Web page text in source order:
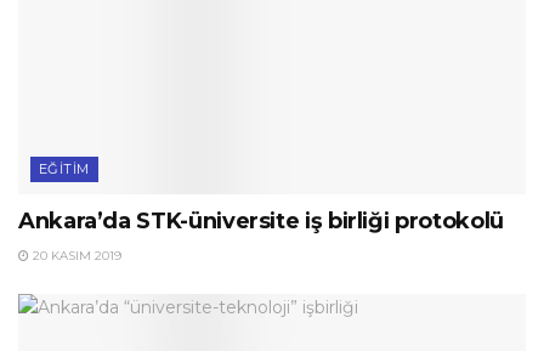
EĞITIM
Ankara’da STK-üniversite iş birliği protokolü
20 KASIM 2019